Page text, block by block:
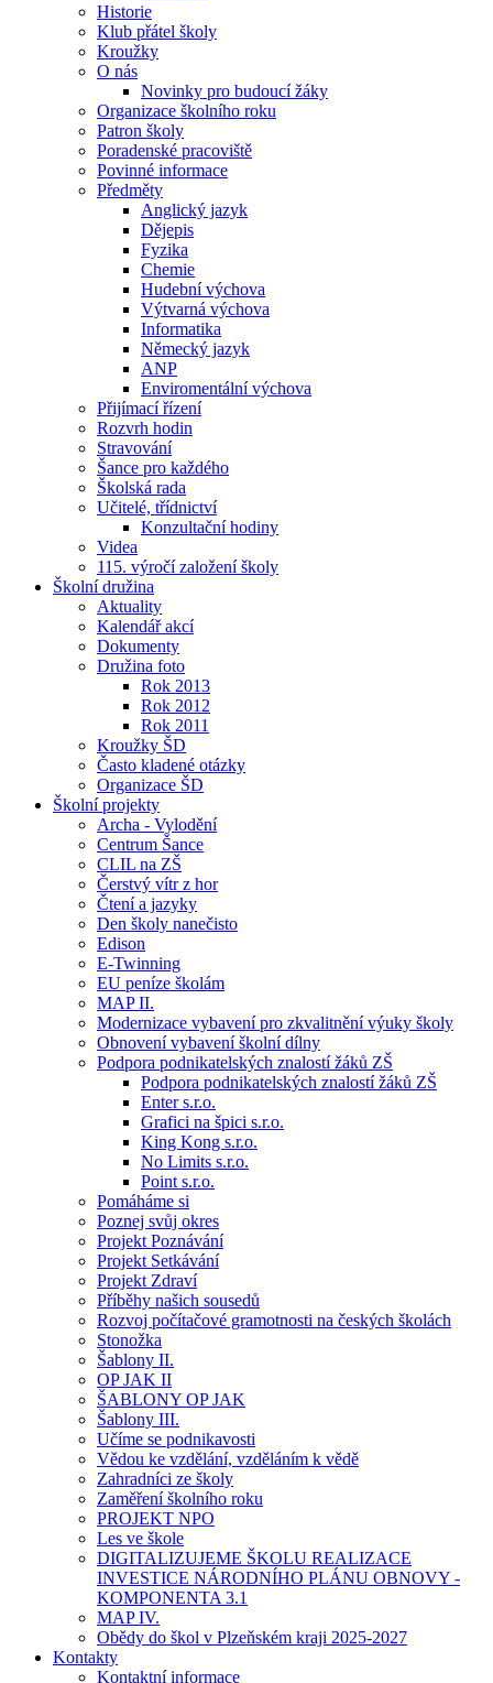
Historie
Klub přátel školy
Kroužky
O nás
Novinky pro budoucí žáky
Organizace školního roku
Patron školy
Poradenské pracoviště
Povinné informace
Předměty
Anglický jazyk
Dějepis
Fyzika
Chemie
Hudební výchova
Výtvarná výchova
Informatika
Německý jazyk
ANP
Enviromentální výchova
Přijímací řízení
Rozvrh hodin
Stravování
Šance pro každého
Školská rada
Učitelé, třídnictví
Konzultační hodiny
Videa
115. výročí založení školy
Školní družina
Aktuality
Kalendář akcí
Dokumenty
Družina foto
Rok 2013
Rok 2012
Rok 2011
Kroužky ŠD
Často kladené otázky
Organizace ŠD
Školní projekty
Archa - Vylodění
Centrum Šance
CLIL na ZŠ
Čerstvý vítr z hor
Čtení a jazyky
Den školy nanečisto
Edison
E-Twinning
EU peníze školám
MAP II.
Modernizace vybavení pro zkvalitnění výuky školy
Obnovení vybavení školní dílny
Podpora podnikatelských znalostí žáků ZŠ
Podpora podnikatelských znalostí žáků ZŠ
Enter s.r.o.
Grafici na špici s.r.o.
King Kong s.r.o.
No Limits s.r.o.
Point s.r.o.
Pomáháme si
Poznej svůj okres
Projekt Poznávání
Projekt Setkávání
Projekt Zdraví
Příběhy našich sousedů
Rozvoj počítačové gramotnosti na českých školách
Stonožka
Šablony II.
OP JAK II
ŠABLONY OP JAK
Šablony III.
Učíme se podnikavosti
Vědou ke vzdělání, vzděláním k vědě
Zahradníci ze školy
Zaměření školního roku
PROJEKT NPO
Les ve škole
DIGITALIZUJEME ŠKOLU REALIZACE
INVESTICE NÁRODNÍHO PLÁNU OBNOVY -
KOMPONENTA 3.1
MAP IV.
Obědy do škol v Plzeňském kraji 2025-2027
Kontakty
Kontaktní informace